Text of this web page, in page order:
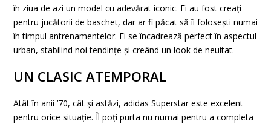
în ziua de azi un model cu adevărat iconic. Ei au fost creați
pentru jucătorii de baschet, dar ar fi păcat să îi folosești numai
în timpul antrenamentelor. Ei se încadrează perfect în aspectul
urban, stabilind noi tendințe și creând un look de neuitat.
UN CLASIC ATEMPORAL
Atât în ​​anii ’70, cât și astăzi, adidas Superstar este excelent
pentru orice situație. Îl poți purta nu numai pentru a completa